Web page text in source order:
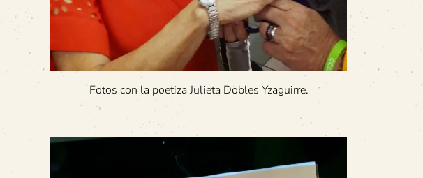
Fotos con la poetiza Julieta Dobles Yzaguirre.